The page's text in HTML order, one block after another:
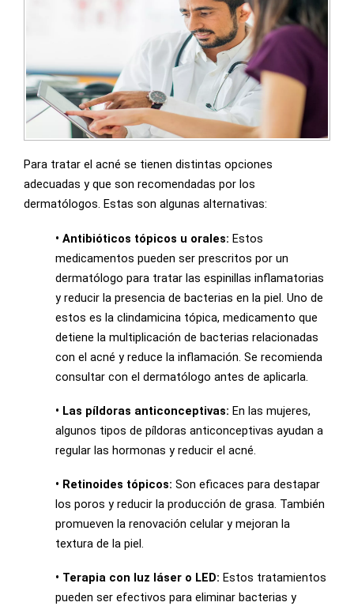
Para tratar el acné se tienen distintas opciones
adecuadas y que son recomendadas por los
dermatólogos. Estas son algunas alternativas:
• Antibióticos tópicos u orales: Estos
medicamentos pueden ser prescritos por un
dermatólogo para tratar las espinillas inflamatorias
y reducir la presencia de bacterias en la piel. Uno de
estos es la clindamicina tópica, medicamento que
detiene la multiplicación de bacterias relacionadas
con el acné y reduce la inflamación. Se recomienda
consultar con el dermatólogo antes de aplicarla.
• Las píldoras anticonceptivas: En las mujeres,
algunos tipos de píldoras anticonceptivas ayudan a
regular las hormonas y reducir el acné.
• Retinoides tópicos: Son eficaces para destapar
los poros y reducir la producción de grasa. También
promueven la renovación celular y mejoran la
textura de la piel.
• Terapia con luz láser o LED: Estos tratamientos
pueden ser efectivos para eliminar bacterias y